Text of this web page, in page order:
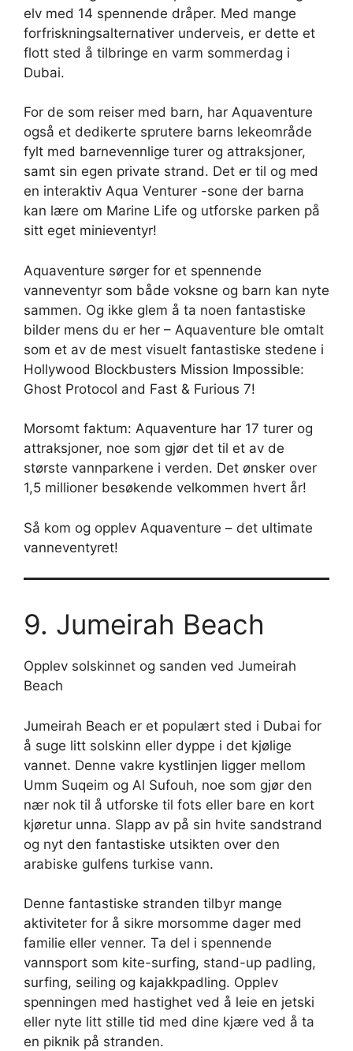
elv med 14 spennende dråper. Med mange
forfriskningsalternativer underveis, er dette et
flott sted å tilbringe en varm sommerdag i
Dubai.
For de som reiser med barn, har Aquaventure
også et dedikerte sprutere barns lekeområde
fylt med barnevennlige turer og attraksjoner,
samt sin egen private strand. Det er til og med
en interaktiv Aqua Venturer -sone der barna
kan lære om Marine Life og utforske parken på
sitt eget minieventyr!
Aquaventure sørger for et spennende
vanneventyr som både voksne og barn kan nyte
sammen. Og ikke glem å ta noen fantastiske
bilder mens du er her – Aquaventure ble omtalt
som et av de mest visuelt fantastiske stedene i
Hollywood Blockbusters Mission Impossible:
Ghost Protocol and Fast & Furious 7!
Morsomt faktum: Aquaventure har 17 turer og
attraksjoner, noe som gjør det til et av de
største vannparkene i verden. Det ønsker over
1,5 millioner besøkende velkommen hvert år!
Så kom og opplev Aquaventure – det ultimate
vanneventyret!
9. Jumeirah Beach
Opplev solskinnet og sanden ved Jumeirah
Beach
Jumeirah Beach er et populært sted i Dubai for
å suge litt solskinn eller dyppe i det kjølige
vannet. Denne vakre kystlinjen ligger mellom
Umm Suqeim og Al Sufouh, noe som gjør den
nær nok til å utforske til fots eller bare en kort
kjøretur unna. Slapp av på sin hvite sandstrand
og nyt den fantastiske utsikten over den
arabiske gulfens turkise vann.
Denne fantastiske stranden tilbyr mange
aktiviteter for å sikre morsomme dager med
familie eller venner. Ta del i spennende
vannsport som kite-surfing, stand-up padling,
surfing, seiling og kajakkpadling. Opplev
spenningen med hastighet ved å leie en jetski
eller nyte litt stille tid med dine kjære ved å ta
en piknik på stranden.